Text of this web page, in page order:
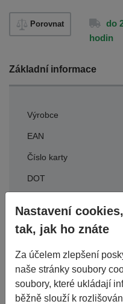
Porovnat
do
hodin
Základní informace
Výrobce
EAN
Číslo karty
DOT
Parametry
Období
Šířka
Nastavení
tak, jak ho znáte
Za účelem zlepšení
naše stránky soubory
soubory, které ukládají
běžně slouží k